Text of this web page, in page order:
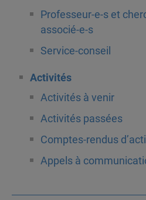
Professeur-e-s et
associé-e-s
Service-conseil
Activités
Activités à venir
Activités passées
Comptes-rendus
Appels à